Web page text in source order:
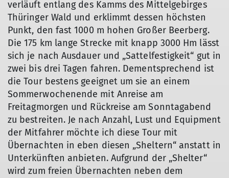
verläuft entlang des Kamms des Mittelgebirges
Thüringer Wald und erklimmt dessen höchsten
Punkt, den fast 1000 m hohen Großer Beerberg.
Die 175 km lange Strecke mit knapp 3000 Hm lässt
sich je nach Ausdauer und „Sattelfestigkeit“ gut in
zwei bis drei Tagen fahren. Dementsprechend ist
die Tour bestens geeignet um sie an einem
Sommerwochenende mit Anreise am
Freitagmorgen und Rückreise am Sonntagabend
zu bestreiten. Je nach Anzahl, Lust und Equipment
der Mitfahrer möchte ich diese Tour mit
Übernachten in eben diesen „Sheltern“ anstatt in
Unterkünften anbieten. Aufgrund der „Shelter“
wird zum freien Übernachten neben dem